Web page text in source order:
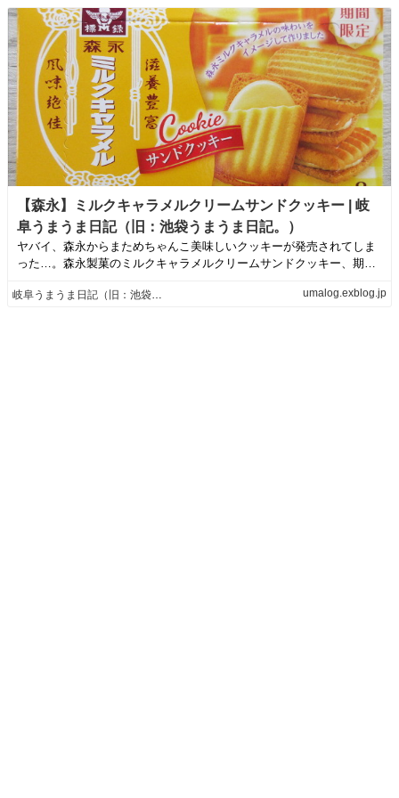
【森永】ミルクキャラメルクリームサンドクッキー | 岐
阜うまうま日記（旧：池袋うまうま日記。）
ヤバイ、森永からまためちゃんこ美味しいクッキーが発売されてしま
った…。森永製菓のミルクキャラメルクリームサンドクッキー、期間
岐阜うまうま日記（旧：池袋うまうま日記。） umalog.exblog.jp